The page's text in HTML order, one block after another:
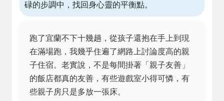
碌的步調中，找回身心靈的平衡點。
跑了宜蘭不下十幾趟，從孩子還抱在手上到現
在滿場跑，我幾乎住遍了網路上討論度高的親
子住宿。老實說，不是每間掛著「親子友善」
的飯店都真的友善，有些遊戲室小得可憐，有
些親子房只是多放一張床。